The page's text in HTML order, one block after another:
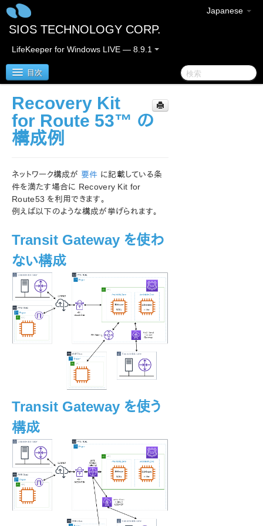
Japanese
SIOS TECHNOLOGY CORP.
LifeKeeper for Windows LIVE — 8.9.1
目次
LifeKeeper for Windows
LifeKeeper for Windows リリースノート
クラウド環境における LifeKeeper for Windows の利用
について
LifeKeeper for Windows インストレーションガイド
LifeKeeper for Windows テクニカルドキュメンテーショ
ン
総合メッセージカタログ
アプリケーションリカバリーキット
Recovery Kit for EC2™ 管理ガイド
Generic ARK for Load Balancer probe reply
LifeKeeper for Windows Microsoft SQL Server
Recovery Kit イントロダクション
LifeKeeper for Windows PostgreSQL Recovery Kit イン
トロダクション
LifeKeeper Oracle Recovery Kit イントロダクション
LifeKeeper Recovery Kit for Route 53™ 管理ガイド
Recovery Kit for Route 53™ の要件
Recovery Kit for Route 53™ の構成例
Recovery Kit for Route 53™ の設定
Recovery Kit for Route 53™トラブルシューティング
Recovery Kit for Route 53™パラメータ一覧
Recovery Kit
for Route 53™ の
構成例
ネットワーク構成が 要件 に記載している条
件を満たす場合に Recovery Kit for
Route53 を利用できます。
例えば以下のような構成が挙げられます。
Transit Gateway を使わ
ない構成
Transit Gateway を使う
構成